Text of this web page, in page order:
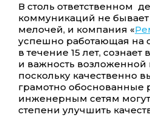
В столь ответственном
коммуникаций не
мелочей, и компания «
успешно работающая на
в течение 15 лет, сознает
и важность возложенной
поскольку качественно
грамотно обоснованные
инженерным сетям
степени улучшить